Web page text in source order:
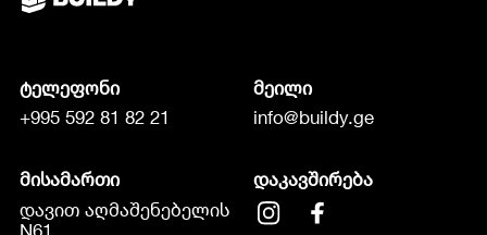
ტელეფონი
+995 592 81 82 21
მეილი
info@buildy.ge
მისამართი
დავით აღმაშენებელის
N61
დაკავშირება